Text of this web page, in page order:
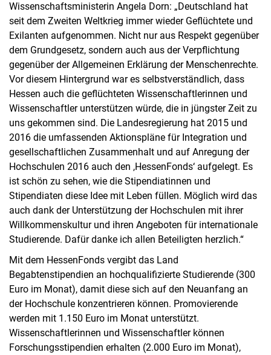
Wissenschaftsministerin Angela Dorn: „Deutschland hat
seit dem Zweiten Weltkrieg immer wieder Geflüchtete und
Exilanten aufgenommen. Nicht nur aus Respekt gegenüber
dem Grundgesetz, sondern auch aus der Verpflichtung
gegenüber der Allgemeinen Erklärung der Menschenrechte.
Vor diesem Hintergrund war es selbstverständlich, dass
Hessen auch die geflüchteten Wissenschaftlerinnen und
Wissenschaftler unterstützen würde, die in jüngster Zeit zu
uns gekommen sind. Die Landesregierung hat 2015 und
2016 die umfassenden Aktionspläne für Integration und
gesellschaftlichen Zusammenhalt und auf Anregung der
Hochschulen 2016 auch den ,HessenFonds‘ aufgelegt. Es
ist schön zu sehen, wie die Stipendiatinnen und
Stipendiaten diese Idee mit Leben füllen. Möglich wird das
auch dank der Unterstützung der Hochschulen mit ihrer
Willkommenskultur und ihren Angeboten für internationale
Studierende. Dafür danke ich allen Beteiligten herzlich.“
Mit dem HessenFonds vergibt das Land
Begabtenstipendien an hochqualifizierte Studierende (300
Euro im Monat), damit diese sich auf den Neuanfang an
der Hochschule konzentrieren können. Promovierende
werden mit 1.150 Euro im Monat unterstützt.
Wissenschaftlerinnen und Wissenschaftler können
Forschungsstipendien erhalten (2.000 Euro im Monat),